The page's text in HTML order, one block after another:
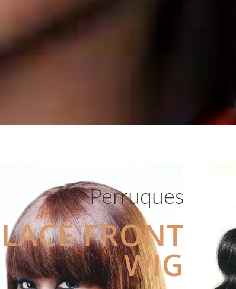
Perruques
LACE FRONT
WIG